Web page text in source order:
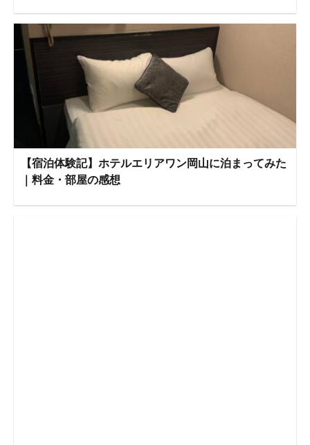
【宿泊体験記】ホテルエリアワン岡山に泊まってみた
｜料金・部屋の感想